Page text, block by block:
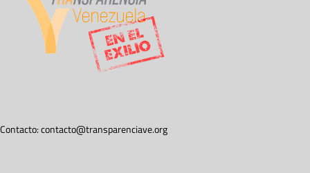
Contacto:contacto@transparenciave.org